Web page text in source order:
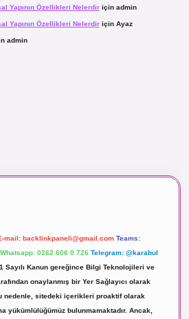
Yapının Özellikleri Nelerdiriçin admin
Yapının Özellikleri Nelerdiriçin Ayaz
admin
mail: backlinkpaneli@gmail.com Teams:
Whatsapp: 0262 606 0 726 Telegram: @karabul
Sayılı Kanun gereğince Bilgi Teknolojileri ve
onaylanmış bir Yer Sağlayıcı olarak
nedenle, sitedeki içerikleri proaktif olarak
yükümlülüğümüz bulunmamaktadır. Ancak,